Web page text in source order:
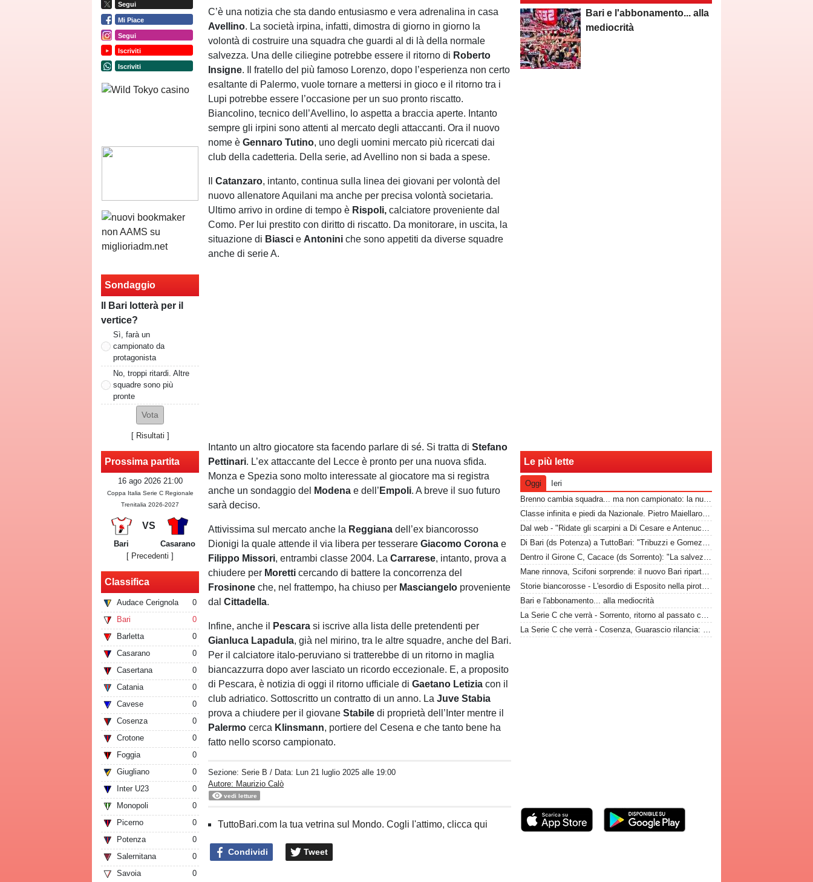
Segui
Mi Piace
Segui
Iscriviti
Iscriviti
Sondaggio
Il Bari lotterà per il
vertice?
Sì, farà un
campionato da
protagonista
No, troppi ritardi. Altre
squadre sono più
pronte
[ Risultati ]
Prossima partita
16 ago 2026 21:00
Coppa Italia Serie C Regionale
Trenitalia 2026-2027
VS
Bari
Casarano
[ Precedenti ]
Classifica
Audace Cerignola
0
Bari
0
Barletta
0
Casarano
0
Casertana
0
Catania
0
Cavese
0
Cosenza
0
Crotone
0
Foggia
0
Giugliano
0
Inter U23
0
Monopoli
0
Picerno
0
Potenza
0
Salernitana
0
Savoia
0
C’è una notizia che sta dando entusiasmo e vera adrenalina in casa
Avellino. La società irpina, infatti, dimostra di giorno in giorno la
volontà di costruire una squadra che guardi al di là della normale
salvezza. Una delle ciliegine potrebbe essere il ritorno di Roberto
Insigne. Il fratello del più famoso Lorenzo, dopo l’esperienza non certo
esaltante di Palermo, vuole tornare a mettersi in gioco e il ritorno tra i
Lupi potrebbe essere l’occasione per un suo pronto riscatto.
Biancolino, tecnico dell’Avellino, lo aspetta a braccia aperte. Intanto
sempre gli irpini sono attenti al mercato degli attaccanti. Ora il nuovo
nome èGennaro Tutino, uno degli uomini mercato più ricercati dai
club della cadetteria. Della serie, ad Avellino non si bada a spese.
IlCatanzaro, intanto, continua sulla linea dei giovani per volontà del
nuovo allenatore Aquilani ma anche per precisa volontà societaria.
Ultimo arrivo in ordine di tempo è Rispoli, calciatore proveniente dal
Como. Per lui prestito con diritto di riscatto. Da monitorare, in uscita, la
situazione di Biasci e Antonini che sono appetiti da diverse squadre
anche di serie A.
Intanto un altro giocatore sta facendo parlare di sé. Si tratta di Stefano
Pettinari. L’ex attaccante del Lecce è pronto per una nuova sfida.
Monza e Spezia sono molto interessate al giocatore ma si registra
anche un sondaggio del
Modena e dell’ Empoli. A breve il suo futuro
sarà deciso.
Attivissima sul mercato anche la Reggiana dell’ex biancorosso
Dionigi la quale attende il via libera per tesserareGiacomo Corona e
Filippo Missori, entrambi classe 2004. LaCarrarese, intanto, prova a
chiudere per Moretticercando di battere la concorrenza del
Frosinoneche, nel frattempo, ha chiuso per Masciangelo proveniente
dalCittadella.
Infine, anche il Pescarasi iscrive alla lista delle pretendenti per
Gianluca Lapadula, già nel mirino, tra le altre squadre, anche del Bari.
Per il calciatore italo-peruviano si tratterebbe di un ritorno in maglia
biancazzurra dopo aver lasciato un ricordo eccezionale. E, a proposito
di Pescara, è notizia di oggi il ritorno ufficiale diGaetano Letizia con il
club adriatico. Sottoscritto un contratto di un anno. LaJuve Stabia
prova a chiudere per il giovane Stabiledi proprietà dell’Inter mentre il
Palermo cerca Klinsmann, portiere del Cesena e che tanto bene ha
fatto nello scorso campionato.
Sezione:Serie B / Data: Lun 21 luglio 2025 alle 19:00
Autore: Maurizio Calò
vedi letture
TuttoBari.com la tua vetrina sul Mondo. Cogli l'attimo, clicca qui
Condividi Tweet
Bari e l'abbonamento... alla
mediocrità
Le più lette
Oggi
Ieri
Brenno cambia squadra... ma non campionato: la nuova destinazione dell'ex Bari
Classe infinita e piedi da Nazionale. Pietro Maiellaro e quel gol da quaranta metri...
Dal web - "Ridate gli scarpini a Di Cesare e Antenucci! Esposito? Forte, ma valorizziamo sempre giocatori del Napoli"
Di Bari (ds Potenza) a TuttoBari: "Tribuzzi e Gomez? Li ebbi al Crotone. Alessio può fare più ruoli, Guido è una certezza"
Dentro il Girone C, Cacace (ds Sorrento): "La salvezza è il nostro scudetto, torniamo a casa dopo gennaio. Ecco la nostra forza"
Mane rinnova, Scifoni sorprende: il nuovo Bari riparte dall'energia verde
Storie biancorosse - L'esordio di Esposito nella pirotecnica vittoria contro la Spal di De Rossi e Nainggolan
Bari e l'abbonamento... alla mediocrità
La Serie C che verrà - Sorrento, ritorno al passato con Maiuri: l'obiettivo è una salvezza senza affanni
La Serie C che verrà - Cosenza, Guarascio rilancia: Coppitelli per riportare i lupi in Serie B